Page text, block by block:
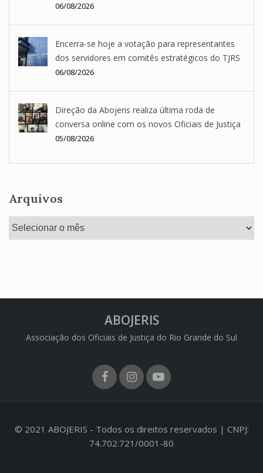
06/08/2026
Encerra-se hoje a votação para representantes
dos servidores em comitês estratégicos do TJRS
06/08/2026
Direção da Abojeris realiza última roda de
conversa online com os novos Oficiais de Justiça
05/08/2026
Arquivos
Arquivos
ABOJERIS
Associação dos Oficiais de Justiça do Rio Grande do Sul
FacebookInstagram
Youtube
© 2021 ABOJERIS - Todos os direitos reservados | CNPJ:
74.702.721/0001-80